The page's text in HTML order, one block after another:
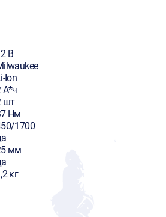
В
Ion
А*ч
шт
Нм
1700
мм
кг